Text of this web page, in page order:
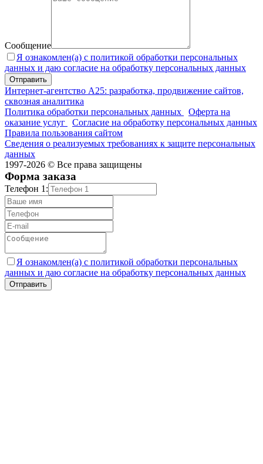
Сообщение
Я ознакомлен(а) с политикой обработки персональных
данных и даю согласие на обработку персональных данных
Интернет-агентство А25: разработка, продвижение сайтов,
сквозная аналитика
Политика обработки персональных данных
Оферта на
оказание услуг
Согласие на обработку персональных данных
Правила пользования сайтом
Сведения о реализуемых требованиях к защите персональных
данных
1997-2026 © Все права защищены
Форма заказа
Телефон 1:
Я ознакомлен(а) с политикой обработки персональных
данных и даю согласие на обработку персональных данных